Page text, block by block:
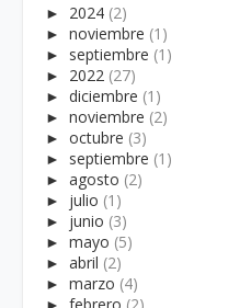
► 2024 (2)
► noviembre (1)
► septiembre (1)
► 2022 (27)
► diciembre (1)
► noviembre (2)
► octubre (3)
► septiembre (1)
► agosto (2)
► julio (1)
► junio (3)
► mayo (5)
► abril (2)
► marzo (4)